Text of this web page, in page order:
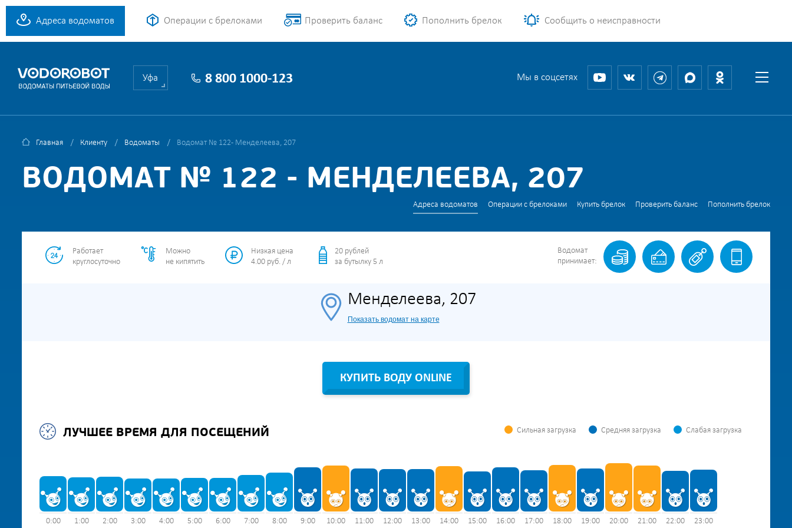
Адреса водоматов Операции с брелоками Проверить баланс Пополнить брелок Сообщить о неисправности
Уфа 8 800 1000-123 Мы в соцсетях
Главная Клиенту Водоматы Водомат № 122 - Менделеева, 207
ВОДОМАТ № 122 - МЕНДЕЛЕЕВА, 207
Адреса водоматов Операции с брелоками Купить брелок Проверить баланс Пополнить брелок
Работает
круглосуточно
Можно
не кипятить
Низкая цена
4.00 руб. / л
20 рублей
за бутылку 5 л
Водомат
принимает:
Менделеева, 207
Показать водомат на карте
КУПИТЬ ВОДУ ONLINE
ЛУЧШЕЕ ВРЕМЯ ДЛЯ ПОСЕЩЕНИЙ Сильная загрузка Средняя загрузка Слабая загрузка
0:00 1:00 2:00 3:00 4:00 5:00 6:00 7:00 8:00 9:00 10:00 11:00 12:00 13:00 14:00 15:00 16:00 17:00 18:00 19:00 20:00 21:00 22:00 23:00